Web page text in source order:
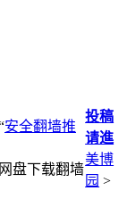
安全翻墙推
盘下载翻墙
投稿
请進
美博
园 >